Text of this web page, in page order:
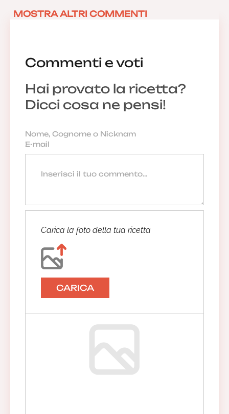
Commenti e voti
Hai provato la ricetta?
Dicci cosa ne pensi!
Carica la foto della tua ricetta
CARICA
MOSTRA ALTRI COMMENTI